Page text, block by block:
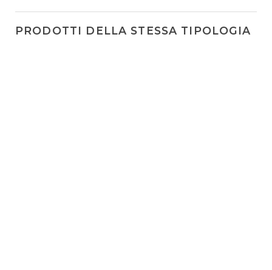
PRODOTTI DELLA STESSA TIPOLOGIA